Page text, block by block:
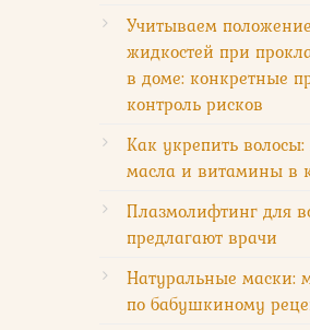
Учитываем
жидкостей при
в доме: конкретные
контроль рисков
Как укрепить
масла и витамины в
Плазмолифтинг для
предлагают врачи
Натуральные маски:
по бабушкиному